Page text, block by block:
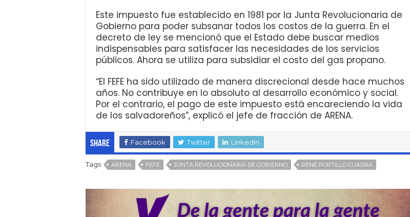
Este impuesto fue establecido en 1981 por la Junta Revolucionaria de
Gobierno para poder subsanar todos los costos de la guerra. En el
decreto de ley se mencionó que el Estado debe buscar medios
indispensables para satisfacer las necesidades de los servicios
públicos. Ahora se utiliza para subsidiar el costo del gas propano.
“El FEFE ha sido utilizado de manera discrecional desde hace muchos
años. No contribuye en lo absoluto al desarrollo económico y social.
Por el contrario, el pago de este impuesto está encareciendo la vida
de los salvadoreños”, explicó el jefe de fracción de ARENA.
Share Facebook Twitter LinkedIn
Tags ARENA FEFE JUNTA REVOLUCIONARIA DE GOBIERNO RENÉ PORTILLO CUADRA